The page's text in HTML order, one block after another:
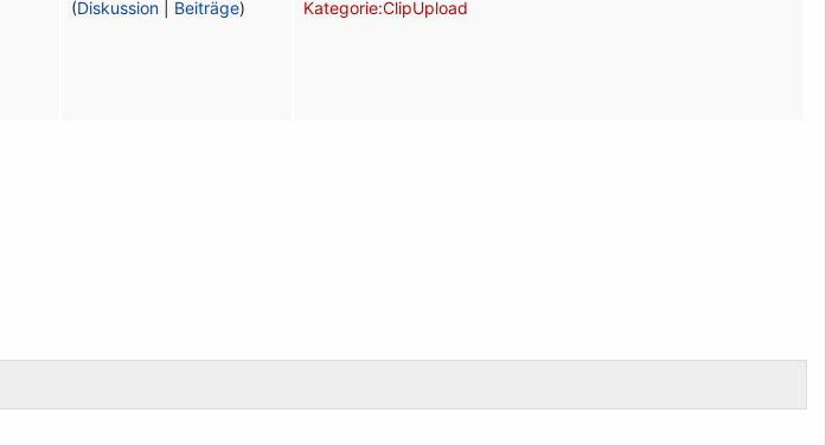
(Diskussion Beiträge)
Kategorie:ClipUpload